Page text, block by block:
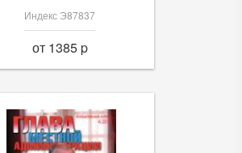
Индекс Э87837
от 1385 p